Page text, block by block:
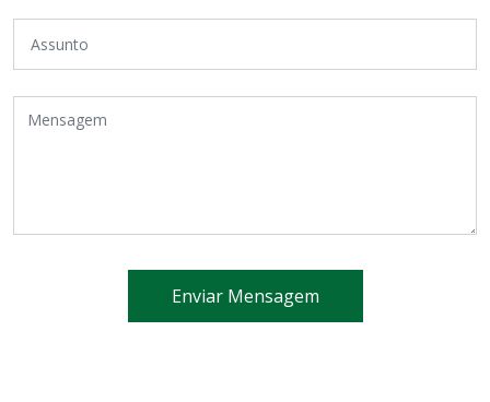
Enviar Mensagem